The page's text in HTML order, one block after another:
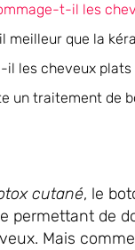
t-il les
meilleur que la
il les cheveux plats
cutané, le
permettant de
Mais